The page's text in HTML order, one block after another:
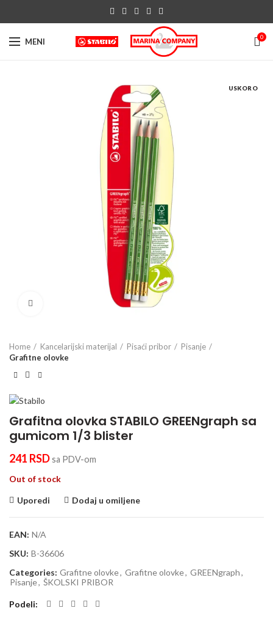
MENI 0
USKORO
Home Kancelarijski materijal Pisaći pribor
Pisanje
Grafitne olovke
Grafitna olovka STABILO GREENgraph sa
gumicom 1/3 blister
241 RSDsa PDV-om
Out of stock
Uporedi Dodaj u omiljene
EAN: N/A
SKU: B-36606
Categories: Grafitne olovke, Grafitne olovke, GREENgraph,
Pisanje, ŠKOLSKI PRIBOR
Podeli